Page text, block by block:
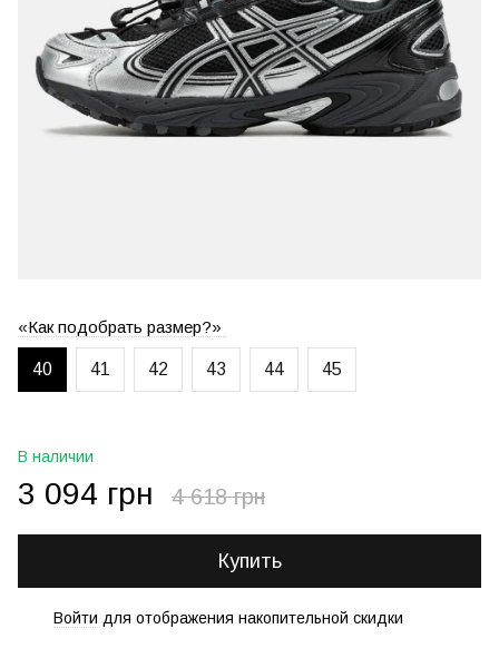
«Как подобрать размер?»
40 41 42 43 44 45
В наличии
3 094 грн 4 618 грн
Купить
Войти для отображения накопительной скидки